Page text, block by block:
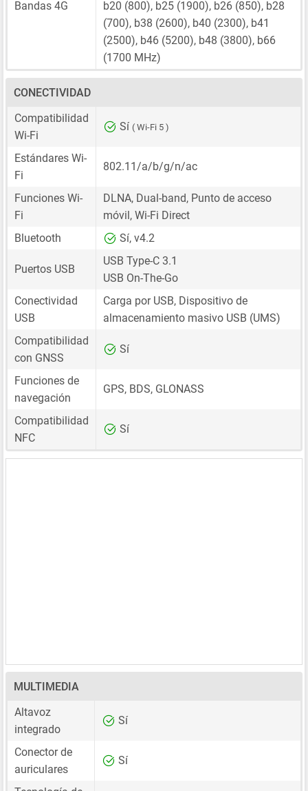
Bandas 4G
b20 (800), b25 (1900), b26 (850), b28
(700), b38 (2600), b40 (2300), b41
(2500), b46 (5200), b48 (3800), b66
(1700 MHz)
CONECTIVIDAD
Compatibilidad
Wi-Fi
Sí ( Wi-Fi 5 )
Estándares Wi-
Fi
802.11/a/b/g/n/ac
Funciones Wi-
Fi
DLNA, Dual-band, Punto de acceso
móvil, Wi-Fi Direct
Bluetooth
Sí, v4.2
Puertos USB
USB Type-C 3.1
USB On-The-Go
Conectividad
USB
Carga por USB, Dispositivo de
almacenamiento masivo USB (UMS)
Compatibilidad
con GNSS
Sí
Funciones de
navegación
GPS, BDS, GLONASS
Compatibilidad
NFC
Sí
MULTIMEDIA
Altavoz
integrado
Sí
Conector de
auriculares
Sí